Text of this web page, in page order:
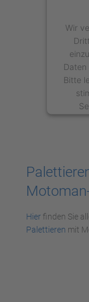
Wir
Daten
Bitte
Hierfinden Sie
Palettieren mit